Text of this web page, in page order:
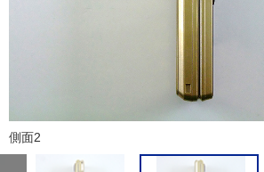
側面2